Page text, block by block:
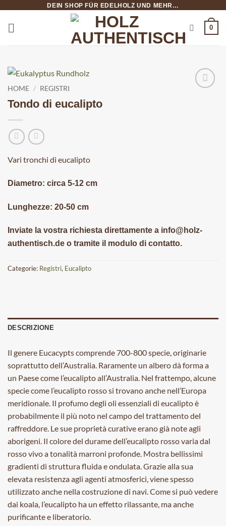
contenuti
DEIN SHOP FÜR EDELHOLZ UND MEHR…
0
HOME / REGISTRI
Tondo di eucalipto
Vari tronchi di eucalipto
Diametro: circa 5-12 cm
Lunghezze: 20-50 cm
Inviate la vostra richiesta direttamente a info@holz-
authentisch.de o tramite il modulo di contatto.
Categorie: Registri, Eucalipto
DESCRIZIONE
Il genere Eucacypts comprende 700-800 specie, originarie
soprattutto dell’Australia. Raramente un albero dà forma a
un Paese come l’eucalipto all’Australia. Nel frattempo, alcune
specie come l’eucalipto rosso si trovano anche nell’Europa
meridionale. Il profumo degli oli essenziali di eucalipto è
probabilmente il più noto nel campo del trattamento del
raffreddore. Le sue proprietà curative erano già note agli
aborigeni. Il colore del durame dell’eucalipto rosso varia dal
rosso vivo a tonalità marroni profonde. Mostra bellissimi
gradienti di struttura fluida e ondulata. Grazie alla sua
elevata resistenza agli agenti atmosferici, viene spesso
utilizzato anche nella costruzione di navi. Come si può vedere
dai koala, l’eucalipto ha un effetto rilassante, ma anche
purificante e liberatorio.